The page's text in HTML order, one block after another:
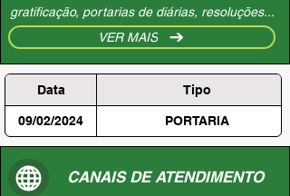
gratificação, portarias de diárias, resoluções...
VER MAIS
Data Tipo
09/02/2024 PORTARIA
CANAIS DE ATENDIMENTO